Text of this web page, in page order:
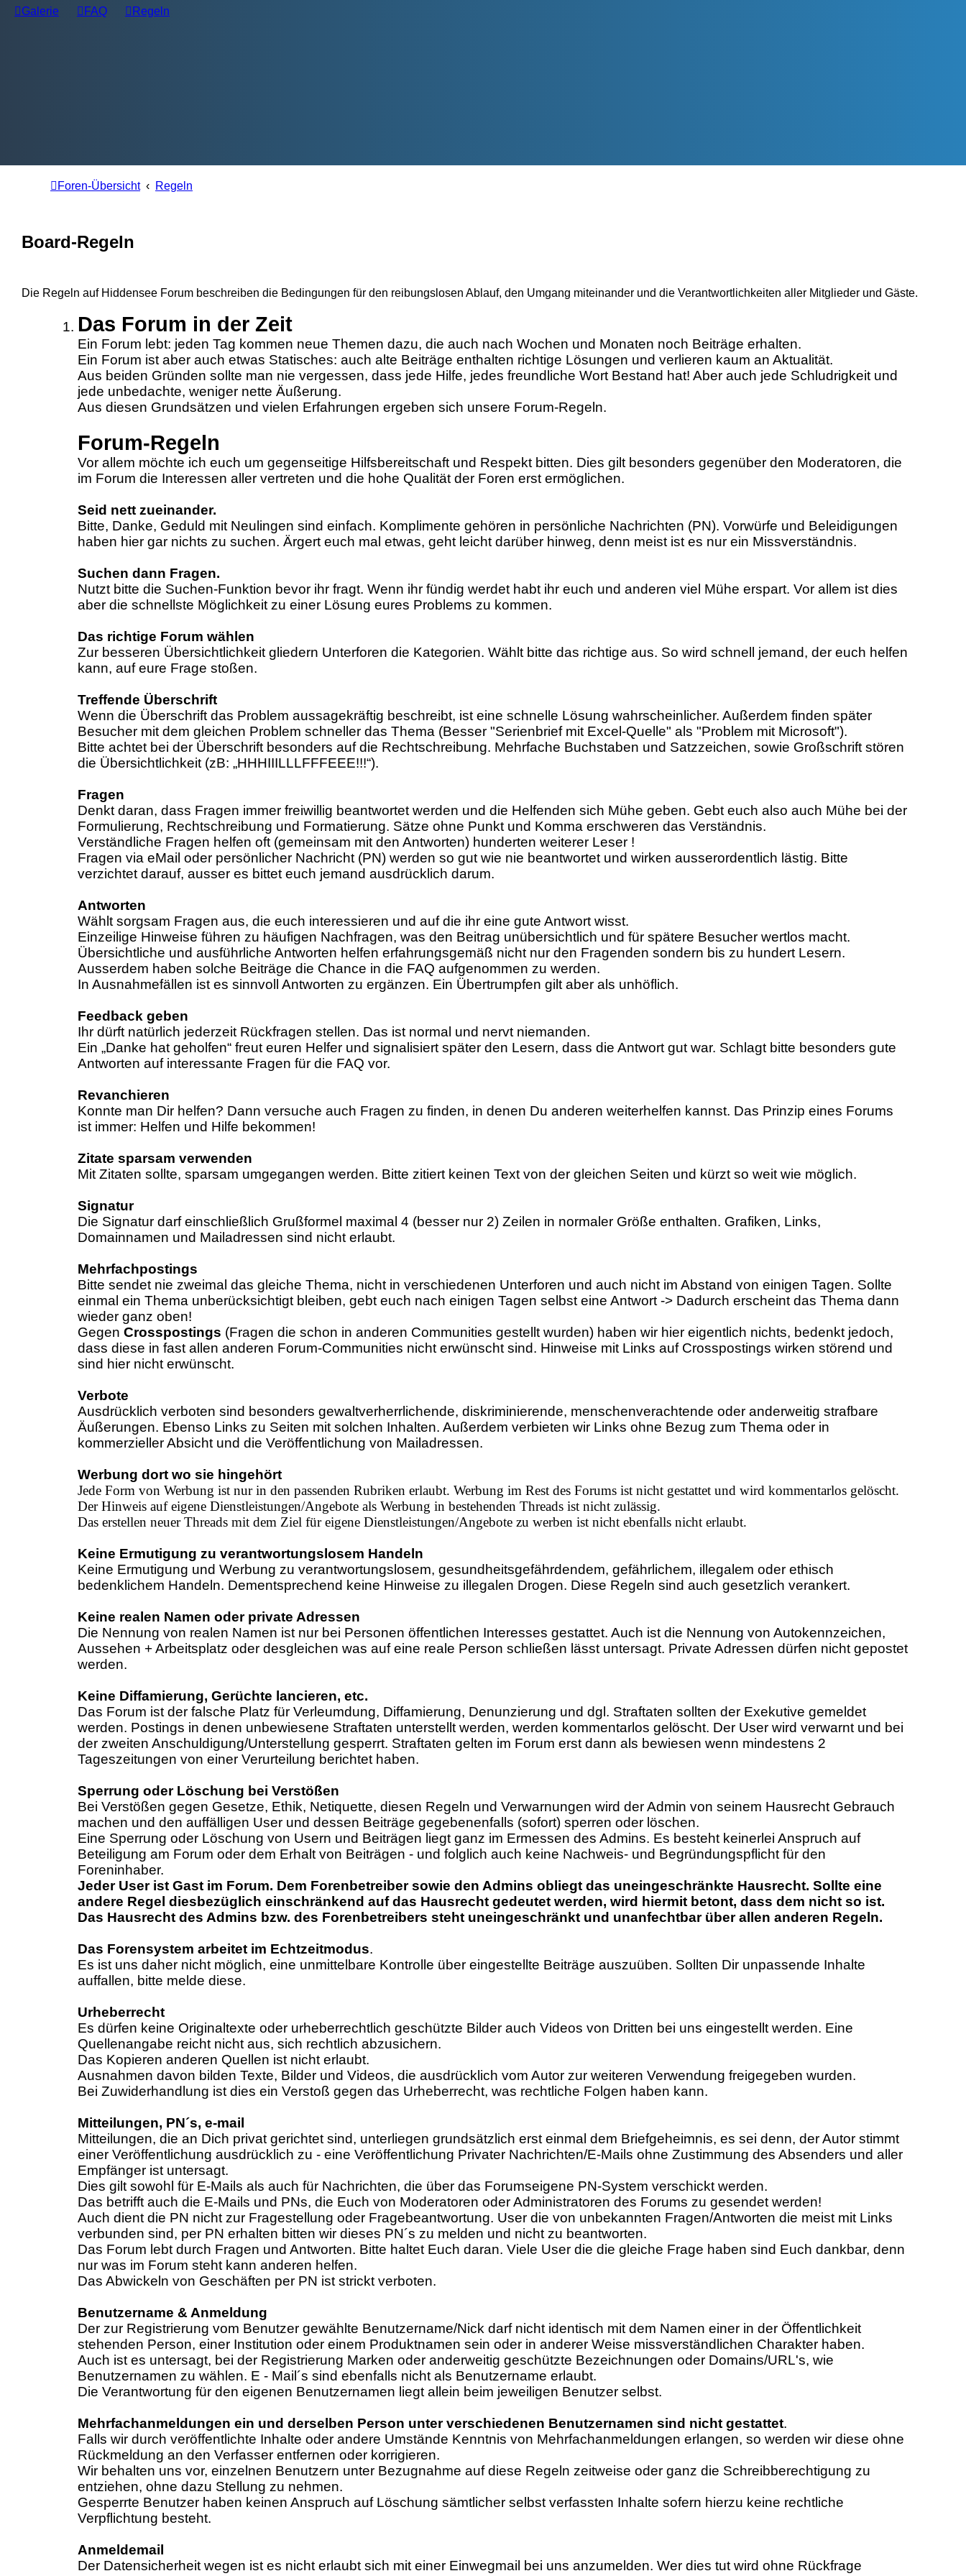
Galerie FAQ Regeln
Foren-Übersicht Regeln
Board-Regeln
Die Regeln auf Hiddensee Forum beschreiben die Bedingungen für den reibungslosen Ablauf, den Umgang miteinander und die Verantwortlichkeiten aller Mitglieder und Gäste.
Das Forum in der Zeit
Ein Forum lebt: jeden Tag kommen neue Themen dazu, die auch nach Wochen und Monaten noch Beiträge erhalten.
Ein Forum ist aber auch etwas Statisches: auch alte Beiträge enthalten richtige Lösungen und verlieren kaum an Aktualität.
Aus beiden Gründen sollte man nie vergessen, dass jede Hilfe, jedes freundliche Wort Bestand hat! Aber auch jede Schludrigkeit und
jede unbedachte, weniger nette Äußerung.
Aus diesen Grundsätzen und vielen Erfahrungen ergeben sich unsere Forum-Regeln.
Forum-Regeln
Vor allem möchte ich euch um gegenseitige Hilfsbereitschaft und Respekt bitten. Dies gilt besonders gegenüber den Moderatoren, die
im Forum die Interessen aller vertreten und die hohe Qualität der Foren erst ermöglichen.
Seid nett zueinander.
Bitte, Danke, Geduld mit Neulingen sind einfach. Komplimente gehören in persönliche Nachrichten (PN). Vorwürfe und Beleidigungen
haben hier gar nichts zu suchen. Ärgert euch mal etwas, geht leicht darüber hinweg, denn meist ist es nur ein Missverständnis.
Suchen dann Fragen.
Nutzt bitte die Suchen-Funktion bevor ihr fragt. Wenn ihr fündig werdet habt ihr euch und anderen viel Mühe erspart. Vor allem ist dies
aber die schnellste Möglichkeit zu einer Lösung eures Problems zu kommen.
Das richtige Forum wählen
Zur besseren Übersichtlichkeit gliedern Unterforen die Kategorien. Wählt bitte das richtige aus. So wird schnell jemand, der euch helfen
kann, auf eure Frage stoßen.
Treffende Überschrift
Wenn die Überschrift das Problem aussagekräftig beschreibt, ist eine schnelle Lösung wahrscheinlicher. Außerdem finden später
Besucher mit dem gleichen Problem schneller das Thema (Besser "Serienbrief mit Excel-Quelle" als "Problem mit Microsoft").
Bitte achtet bei der Überschrift besonders auf die Rechtschreibung. Mehrfache Buchstaben und Satzzeichen, sowie Großschrift stören
die Übersichtlichkeit (zB: „HHHIIILLLFFFEEE!!!“).
Fragen
Denkt daran, dass Fragen immer freiwillig beantwortet werden und die Helfenden sich Mühe geben. Gebt euch also auch Mühe bei der
Formulierung, Rechtschreibung und Formatierung. Sätze ohne Punkt und Komma erschweren das Verständnis.
Verständliche Fragen helfen oft (gemeinsam mit den Antworten) hunderten weiterer Leser !
Fragen via eMail oder persönlicher Nachricht (PN) werden so gut wie nie beantwortet und wirken ausserordentlich lästig. Bitte
verzichtet darauf, ausser es bittet euch jemand ausdrücklich darum.
Antworten
Wählt sorgsam Fragen aus, die euch interessieren und auf die ihr eine gute Antwort wisst.
Einzeilige Hinweise führen zu häufigen Nachfragen, was den Beitrag unübersichtlich und für spätere Besucher wertlos macht.
Übersichtliche und ausführliche Antworten helfen erfahrungsgemäß nicht nur den Fragenden sondern bis zu hundert Lesern.
Ausserdem haben solche Beiträge die Chance in die FAQ aufgenommen zu werden.
In Ausnahmefällen ist es sinnvoll Antworten zu ergänzen. Ein Übertrumpfen gilt aber als unhöflich.
Feedback geben
Ihr dürft natürlich jederzeit Rückfragen stellen. Das ist normal und nervt niemanden.
Ein „Danke hat geholfen“ freut euren Helfer und signalisiert später den Lesern, dass die Antwort gut war. Schlagt bitte besonders gute
Antworten auf interessante Fragen für die FAQ vor.
Revanchieren
Konnte man Dir helfen? Dann versuche auch Fragen zu finden, in denen Du anderen weiterhelfen kannst. Das Prinzip eines Forums
ist immer: Helfen und Hilfe bekommen!
Zitate sparsam verwenden
Mit Zitaten sollte, sparsam umgegangen werden. Bitte zitiert keinen Text von der gleichen Seiten und kürzt so weit wie möglich.
Signatur
Die Signatur darf einschließlich Grußformel maximal 4 (besser nur 2) Zeilen in normaler Größe enthalten. Grafiken, Links,
Domainnamen und Mailadressen sind nicht erlaubt.
Mehrfachpostings
Bitte sendet nie zweimal das gleiche Thema, nicht in verschiedenen Unterforen und auch nicht im Abstand von einigen Tagen. Sollte
einmal ein Thema unberücksichtigt bleiben, gebt euch nach einigen Tagen selbst eine Antwort -> Dadurch erscheint das Thema dann
wieder ganz oben!
GegenCrosspostings (Fragen die schon in anderen Communities gestellt wurden) haben wir hier eigentlich nichts, bedenkt jedoch,
dass diese in fast allen anderen Forum-Communities nicht erwünscht sind. Hinweise mit Links auf Crosspostings wirken störend und
sind hier nicht erwünscht.
Verbote
Ausdrücklich verboten sind besonders gewaltverherrlichende, diskriminierende, menschenverachtende oder anderweitig strafbare
Äußerungen. Ebenso Links zu Seiten mit solchen Inhalten. Außerdem verbieten wir Links ohne Bezug zum Thema oder in
kommerzieller Absicht und die Veröffentlichung von Mailadressen.
Werbung dort wo sie hingehört
Jede Form von Werbung ist nur in den passenden Rubriken erlaubt. Werbung im Rest des Forums ist nicht gestattet und wird kommentarlos gelöscht.
Der Hinweis auf eigene Dienstleistungen/Angebote als Werbung in bestehenden Threads ist nicht zulässig.
Das erstellen neuer Threads mit dem Ziel für eigene Dienstleistungen/Angebote zu werben ist nicht ebenfalls nicht erlaubt.
Keine Ermutigung zu verantwortungslosem Handeln
Keine Ermutigung und Werbung zu verantwortungslosem, gesundheitsgefährdendem, gefährlichem, illegalem oder ethisch
bedenklichem Handeln. Dementsprechend keine Hinweise zu illegalen Drogen. Diese Regeln sind auch gesetzlich verankert.
Keine realen Namen oder private Adressen
Die Nennung von realen Namen ist nur bei Personen öffentlichen Interesses gestattet. Auch ist die Nennung von Autokennzeichen,
Aussehen + Arbeitsplatz oder desgleichen was auf eine reale Person schließen lässt untersagt. Private Adressen dürfen nicht gepostet
werden.
Keine Diffamierung, Gerüchte lancieren, etc.
Das Forum ist der falsche Platz für Verleumdung, Diffamierung, Denunzierung und dgl. Straftaten sollten der Exekutive gemeldet
werden. Postings in denen unbewiesene Straftaten unterstellt werden, werden kommentarlos gelöscht. Der User wird verwarnt und bei
der zweiten Anschuldigung/Unterstellung gesperrt. Straftaten gelten im Forum erst dann als bewiesen wenn mindestens 2
Tageszeitungen von einer Verurteilung berichtet haben.
Sperrung oder Löschung bei Verstößen
Bei Verstößen gegen Gesetze, Ethik, Netiquette, diesen Regeln und Verwarnungen wird der Admin von seinem Hausrecht Gebrauch
machen und den auffälligen User und dessen Beiträge gegebenenfalls (sofort) sperren oder löschen.
Eine Sperrung oder Löschung von Usern und Beiträgen liegt ganz im Ermessen des Admins. Es besteht keinerlei Anspruch auf
Beteiligung am Forum oder dem Erhalt von Beiträgen - und folglich auch keine Nachweis- und Begründungspflicht für den
Foreninhaber.
Jeder User ist Gast im Forum. Dem Forenbetreiber sowie den Admins obliegt das uneingeschränkte Hausrecht. Sollte eine
andere Regel diesbezüglich einschränkend auf das Hausrecht gedeutet werden, wird hiermit betont, dass dem nicht so ist.
Das Hausrecht des Admins bzw. des Forenbetreibers steht uneingeschränkt und unanfechtbar über allen anderen Regeln.
Das Forensystem arbeitet im Echtzeitmodus.
Es ist uns daher nicht möglich, eine unmittelbare Kontrolle über eingestellte Beiträge auszuüben. Sollten Dir unpassende Inhalte
auffallen, bitte melde diese.
Urheberrecht
Es dürfen keine Originaltexte oder urheberrechtlich geschützte Bilder auch Videos von Dritten bei uns eingestellt werden. Eine
Quellenangabe reicht nicht aus, sich rechtlich abzusichern.
Das Kopieren anderen Quellen ist nicht erlaubt.
Ausnahmen davon bilden Texte, Bilder und Videos, die ausdrücklich vom Autor zur weiteren Verwendung freigegeben wurden.
Bei Zuwiderhandlung ist dies ein Verstoß gegen das Urheberrecht, was rechtliche Folgen haben kann.
Mitteilungen, PN´s, e-mail
Mitteilungen, die an Dich privat gerichtet sind, unterliegen grundsätzlich erst einmal dem Briefgeheimnis, es sei denn, der Autor stimmt
einer Veröffentlichung ausdrücklich zu - eine Veröffentlichung Privater Nachrichten/E-Mails ohne Zustimmung des Absenders und aller
Empfänger ist untersagt.
Dies gilt sowohl für E-Mails als auch für Nachrichten, die über das Forumseigene PN-System verschickt werden.
Das betrifft auch die E-Mails und PNs, die Euch von Moderatoren oder Administratoren des Forums zu gesendet werden!
Auch dient die PN nicht zur Fragestellung oder Fragebeantwortung. User die von unbekannten Fragen/Antworten die meist mit Links
verbunden sind, per PN erhalten bitten wir dieses PN´s zu melden und nicht zu beantworten.
Das Forum lebt durch Fragen und Antworten. Bitte haltet Euch daran. Viele User die die gleiche Frage haben sind Euch dankbar, denn
nur was im Forum steht kann anderen helfen.
Das Abwickeln von Geschäften per PN ist strickt verboten.
Benutzername & Anmeldung
Der zur Registrierung vom Benutzer gewählte Benutzername/Nick darf nicht identisch mit dem Namen einer in der Öffentlichkeit
stehenden Person, einer Institution oder einem Produktnamen sein oder in anderer Weise missverständlichen Charakter haben.
Auch ist es untersagt, bei der Registrierung Marken oder anderweitig geschützte Bezeichnungen oder Domains/URL's, wie
Benutzernamen zu wählen. E - Mail´s sind ebenfalls nicht als Benutzername erlaubt.
Die Verantwortung für den eigenen Benutzernamen liegt allein beim jeweiligen Benutzer selbst.
Mehrfachanmeldungen ein und derselben Person unter verschiedenen Benutzernamen sind nicht gestattet.
Falls wir durch veröffentlichte Inhalte oder andere Umstände Kenntnis von Mehrfachanmeldungen erlangen, so werden wir diese ohne
Rückmeldung an den Verfasser entfernen oder korrigieren.
Wir behalten uns vor, einzelnen Benutzern unter Bezugnahme auf diese Regeln zeitweise oder ganz die Schreibberechtigung zu
entziehen, ohne dazu Stellung zu nehmen.
Gesperrte Benutzer haben keinen Anspruch auf Löschung sämtlicher selbst verfassten Inhalte sofern hierzu keine rechtliche
Verpflichtung besteht.
Anmeldemail
Der Datensicherheit wegen ist es nicht erlaubt sich mit einer Einwegmail bei uns anzumelden. Wer dies tut wird ohne Rückfrage